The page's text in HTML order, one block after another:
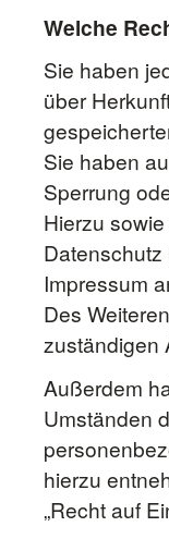
Welche
Sie haben
über
Sie haben
Sperrung
Hierzu
Impressum
Des
zuständigen
Außerdem
Umständen
hierzu
„Recht auf